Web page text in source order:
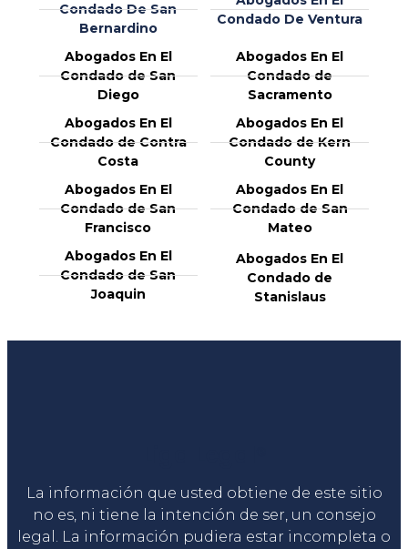
Condado De San
Bernardino
Condado De Ventura
Abogados En El
Condado de San
Diego
Abogados En El
Condado de
Sacramento
Abogados En El
Condado de Contra
Costa
Abogados En El
Condado de Kern
County
Abogados En El
Condado de San
Francisco
Abogados En El
Condado de San
Mateo
Abogados En El
Condado de San
Joaquin
Abogados En El
Condado de
Stanislaus
La información que usted obtiene de este sitio
no es, ni tiene la intención de ser, un consejo
legal. La información pudiera estar incompleta o